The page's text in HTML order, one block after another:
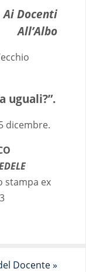
Ai Docenti
All’Albo
uguali?”.
dicembre.
stampa ex
Docente»